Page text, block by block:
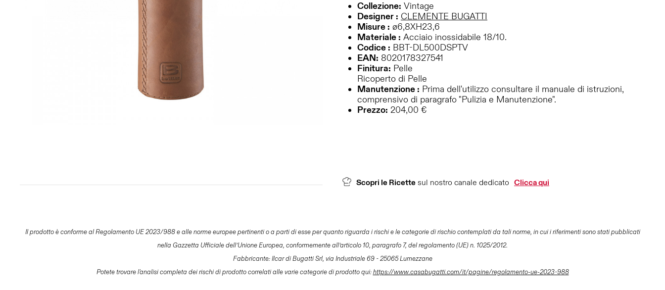
Collezione: Vintage
Designer : CLEMENTE BUGATTI
Misure : ø6,8XH23,6
Materiale : Acciaio inossidabile 18/10.
Codice : BBT-DL500DSPTV
EAN: 8020178327541
Finitura: Pelle
Ricoperto di Pelle
Manutenzione : Prima dell'utilizzo consultare il manuale di istruzioni,
comprensivo di paragrafo "Pulizia e Manutenzione".
Prezzo: 204,00 €
Scopri le Ricette sul nostro canale dedicato Clicca qui
Il prodotto è conforme al Regolamento UE 2023/988 e alle norme europee pertinenti o a parti di esse per quanto riguarda i rischi e le categorie di rischio contemplati da tali norme, in cui i riferimenti sono stati pubblicati
nella Gazzetta Ufficiale dell’Unione Europea, conformemente all’articolo 10, paragrafo 7, del regolamento (UE) n. 1025/2012.
Fabbricante: Ilcar di Bugatti Srl, via Industriale 69 - 25065 Lumezzane
Potete trovare l'analisi completa dei rischi di prodotto correlati alle varie categorie di prodotto qui:https://www.casabugatti.com/it/pagine/regolamento-ue-2023-988